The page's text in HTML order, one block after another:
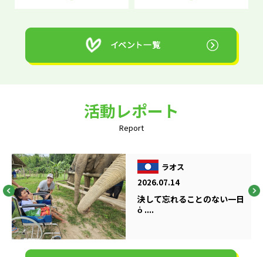
活動レポート
Report
ラオス
2026.07.14
決して忘れることのない一日
ὁ ....